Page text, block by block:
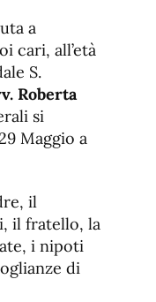
a
cari, all’età
S.
Roberta
si
Maggio a
il
il fratello, la
i nipoti
di